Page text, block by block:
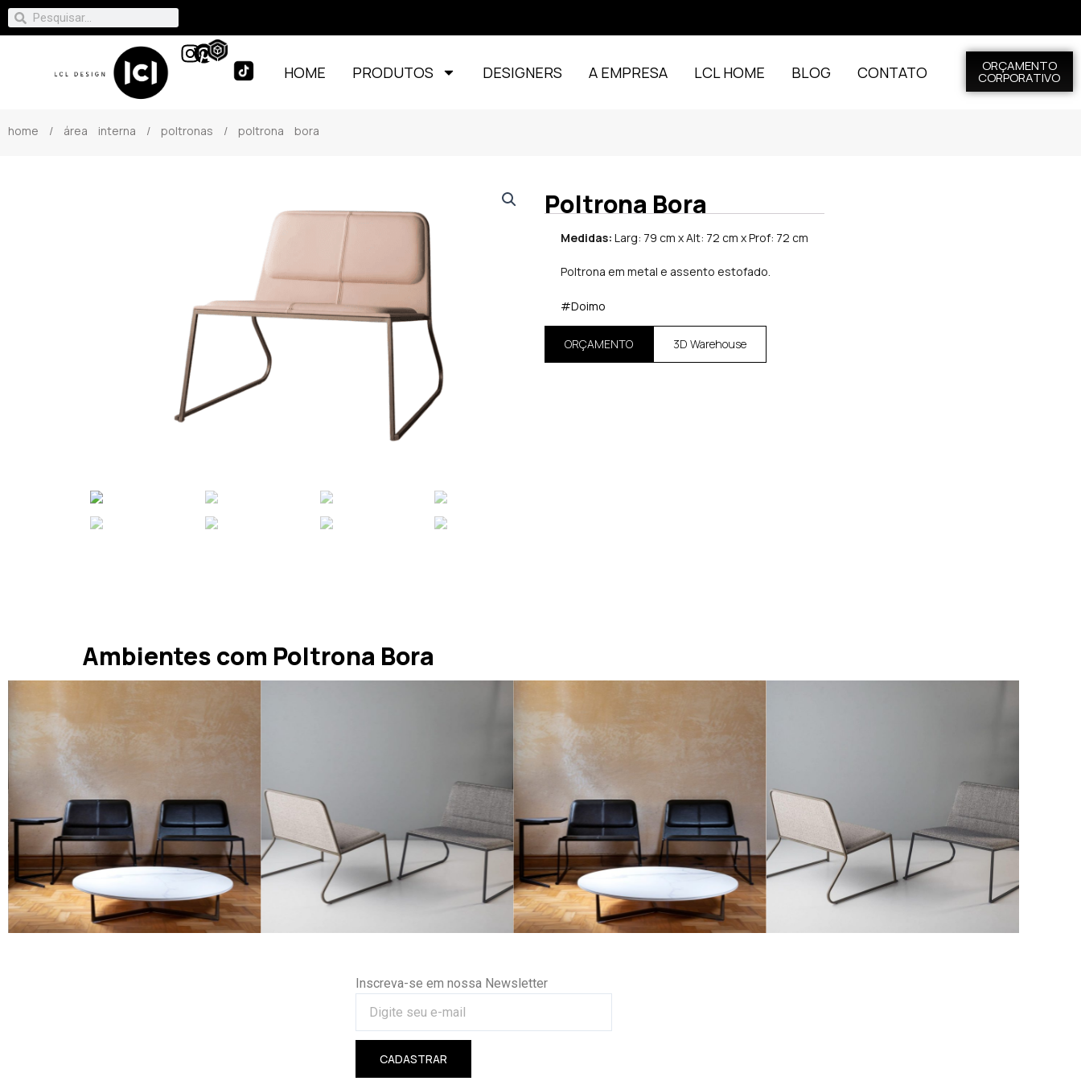
HOME PRODUTOS DESIGNERS A EMPRESA LCL HOME BLOG CONTATO ORÇAMENTO
CORPORATIVO
home / área interna / poltronas / poltrona bora
Poltrona Bora
Medidas:Larg: 79 cm x Alt: 72 cm x Prof: 72 cm
Poltrona em metal e assento estofado.
#Doimo
ORÇAMENTO 3D Warehouse
Ambientes com Poltrona Bora
Inscreva-se em nossa Newsletter
CADASTRAR